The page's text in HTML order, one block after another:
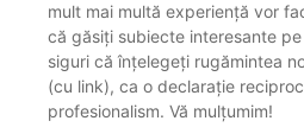
mult mai multă experiență vor
că găsiți subiecte interesante
siguri că înțelegeți rugămintea
(cu link), ca o declarație
profesionalism. Vă mulțumim!